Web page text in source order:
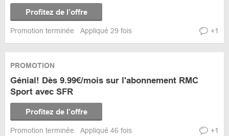
Profitez de l’offre
Promotion terminée Appliqué 29 fois +1
PROMOTION
Génial! Dès 9.99€/mois sur l'abonnement RMC
Sport avec SFR
Profitez de l’offre
Promotion terminée Appliqué 46 fois +1